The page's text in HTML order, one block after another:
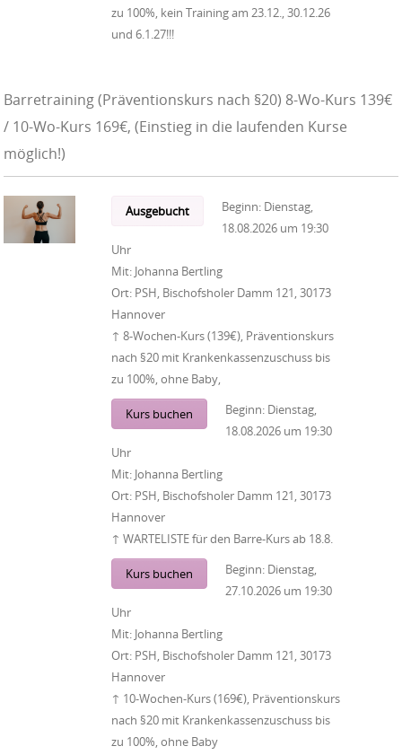
zu 100%, kein Training am 23.12., 30.12.26
und 6.1.27!!!
Barretraining (Präventionskurs nach §20) 8-Wo-Kurs 139€
/ 10-Wo-Kurs 169€, (Einstieg in die laufenden Kurse
möglich!)
Ausgebucht Beginn: Dienstag,
18.08.2026 um 19:30
Uhr
Mit: Johanna Bertling
Ort: PSH, Bischofsholer Damm 121, 30173
Hannover
↑ 8-Wochen-Kurs (139€), Präventionskurs
nach §20 mit Krankenkassenzuschuss bis
zu 100%, ohne Baby,
Kurs buchen Beginn: Dienstag,
18.08.2026 um 19:30
Uhr
Mit: Johanna Bertling
Ort: PSH, Bischofsholer Damm 121, 30173
Hannover
↑ WARTELISTE für den Barre-Kurs ab 18.8.
Kurs buchen Beginn: Dienstag,
27.10.2026 um 19:30
Uhr
Mit: Johanna Bertling
Ort: PSH, Bischofsholer Damm 121, 30173
Hannover
↑ 10-Wochen-Kurs (169€), Präventionskurs
nach §20 mit Krankenkassenzuschuss bis
zu 100%, ohne Baby